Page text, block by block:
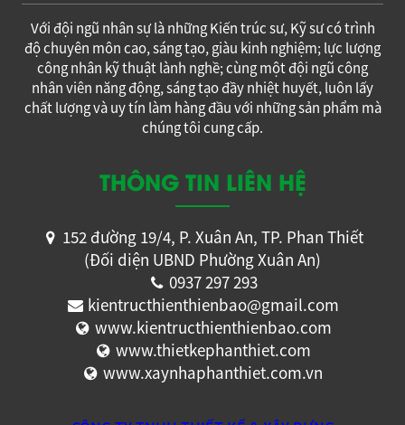
Với đội ngũ nhân sự là những Kiến trúc sư, Kỹ sư có trình
độ chuyên môn cao, sáng tạo, giàu kinh nghiệm; lực lượng
công nhân kỹ thuật lành nghề; cùng một đội ngũ công
nhân viên năng động, sáng tạo đầy nhiệt huyết, luôn lấy
chất lượng và uy tín làm hàng đầu với những sản phẩm mà
chúng tôi cung cấp.
THÔNG TIN LIÊN HỆ
152 đường 19/4, P. Xuân An, TP. Phan Thiết
(Đối diện UBND Phường Xuân An)
0937 297 293
kientructhienthienbao@gmail.com
www.kientructhienthienbao.com
www.thietkephanthiet.com
www.xaynhaphanthiet.com.vn